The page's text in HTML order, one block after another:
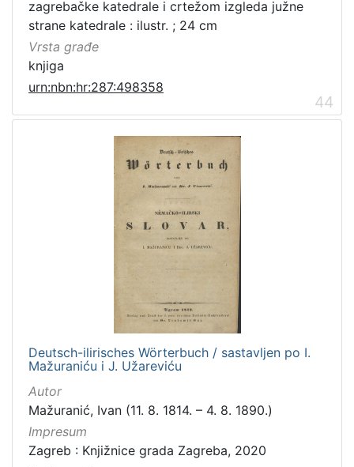
zagrebačke katedrale i crtežom izgleda južne
strane katedrale : ilustr. ; 24 cm
Vrsta građe
knjiga
urn:nbn:hr:287:498358
44
Deutsch-ilirisches Wörterbuch / sastavljen po I.
Mažuraniću i J. Užareviću
Autor
Mažuranić, Ivan (11. 8. 1814. – 4. 8. 1890.)
Impresum
Zagreb : Knjižnice grada Zagreba, 2020